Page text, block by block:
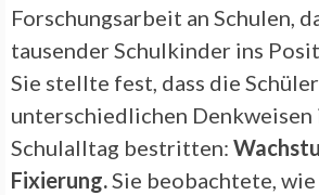
Forschungsarbeit an Schulen,
tausender Schulkinder ins
Sie stellte fest, dass die
unterschiedlichen Denkweisen
Schulalltag bestritten:
Fixierung.Sie beobachtete,